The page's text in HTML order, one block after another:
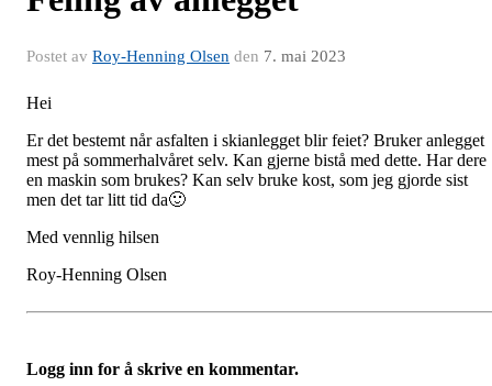
Postet av Roy-Henning Olsen den 7. mai 2023
Hei
Er det bestemt når asfalten i skianlegget blir feiet? Bruker anlegget
mest på sommerhalvåret selv. Kan gjerne bistå med dette. Har dere
en maskin som brukes? Kan selv bruke kost, som jeg gjorde sist
men det tar litt tid da🙂
Med vennlig hilsen
Roy-Henning Olsen
Logg inn for å skrive en kommentar.